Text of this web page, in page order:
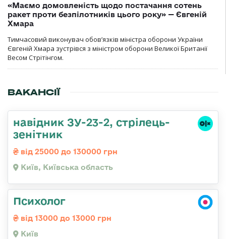
«Маємо домовленість щодо постачання сотень
ракет проти безпілотників цього року» — Євгеній
Хмара
Тимчасовий виконувач обов’язків міністра оборони України
Євгеній Хмара зустрівся з міністром оборони Великої Британії
Весом Стрітінгом.
ВАКАНСІЇ
навідник ЗУ-23-2, стрілець-
зенітник
від 25000 до 130000 грн
Київ, Київська область
Психолог
від 13000 до 13000 грн
Київ